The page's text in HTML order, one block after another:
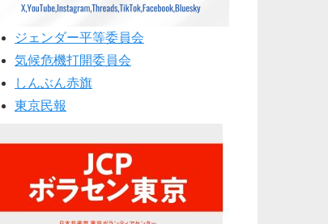
ジェンダー平等委員会
気候危機打開委員会
しんぶん赤旗
東京民報